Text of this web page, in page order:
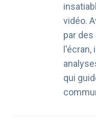
vidéo.
par
l'écran,
qui